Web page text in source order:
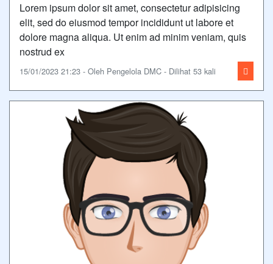
Lorem ipsum dolor sit amet, consectetur adipisicing
elit, sed do eiusmod tempor incididunt ut labore et
dolore magna aliqua. Ut enim ad minim veniam, quis
nostrud ex
15/01/2023 21:23 - Oleh Pengelola DMC - Dilihat 53 kali